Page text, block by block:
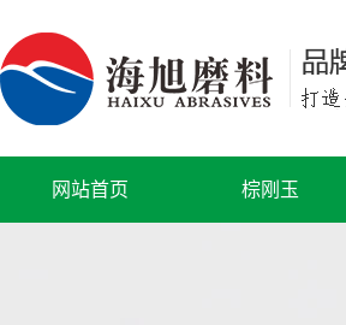
网站首页 棕刚玉